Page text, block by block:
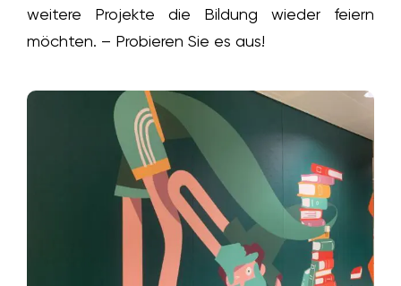
weitere Projekte die Bildung wieder feiern
möchten. – Probieren Sie es aus!